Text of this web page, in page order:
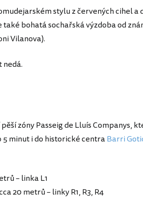
stylu z červených cihel a
bohatá sochařská výzdoba od
Vilanova).
nedá.
zóny Passeig de Lluís Companys,
5 minut i do historické centraBarri
– linka L1
20 metrů – linky R1, R3, R4